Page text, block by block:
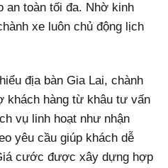
an toàn tối đa. Nhờ kinh
xe luôn chủ động lịch
địa bàn Gia Lai, chành
khách hàng từ khâu tư vấn
vụ linh hoạt như nhận
yêu cầu giúp khách dễ
cước được xây dựng hợp